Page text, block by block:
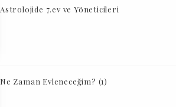
Astrolojide 7.ev ve Yöneticileri
Ne Zaman Evleneceğim? (1)